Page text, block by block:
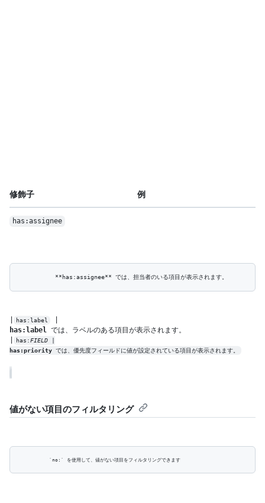
修飾子 例
has:assignee
has:label
has:label
では、ラベルのある項目が表示されます。
has:FIELD
has:priority では、優先度フィールドに値が設定されている項目が表示されます。
値がない項目のフィルタリング